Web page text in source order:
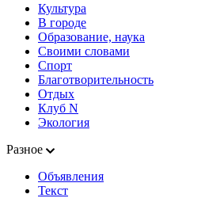
Культура
В городе
Образование, наука
Своими словами
Спорт
Благотворительность
Отдых
Клуб N
Экология
Разное
Объявления
Текст